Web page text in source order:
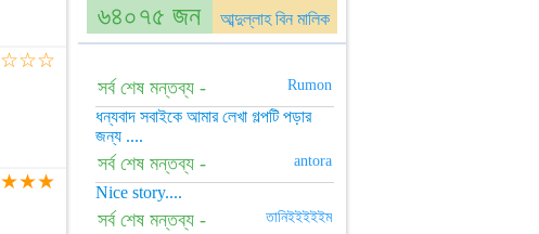
☆☆☆
★★★
৬৪০৭৫ জন আব্দুল্লাহ বিন মালিক
সর্ব শেষ মন্তব্য - Rumon
ধন্যবাদ সবাইকে আমার লেখা গল্পটি পড়ার
জন্য ....
সর্ব শেষ মন্তব্য - antora
Nice story....
সর্ব শেষ মন্তব্য - তানিইইইইইম